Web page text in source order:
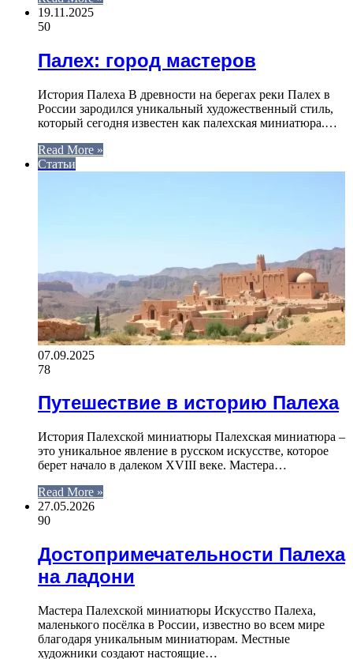
19.11.2025
50
Палех: город мастеров
История Палеха В древности на берегах реки Палех в
России зародился уникальный художественный стиль,
который сегодня известен как палехская миниатюра.…
Read More »
Статьи
07.09.2025
78
Путешествие в историю Палеха
История Палехской миниатюры Палехская миниатюра –
это уникальное явление в русском искусстве, которое
берет начало в далеком XVIII веке. Мастера…
Read More »
27.05.2026
90
Достопримечательности Палеха
на ладони
Мастера Палехской миниатюры Искусство Палеха,
маленького посёлка в России, известно во всем мире
благодаря уникальным миниатюрам. Местные
художники создают настоящие…